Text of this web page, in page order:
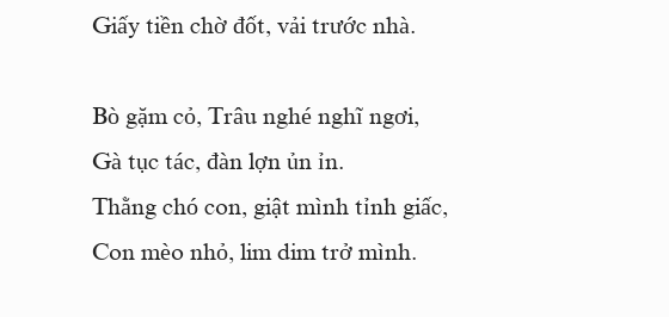
Giấy tiền chờ đốt, vải trước nhà.
Bò gặm cỏ, Trâu nghé nghĩ ngơi,
Gà tục tác, đàn lợn ủn ỉn.
Thằng chó con, giật mình tỉnh giấc,
Con mèo nhỏ, lim dim trở mình.